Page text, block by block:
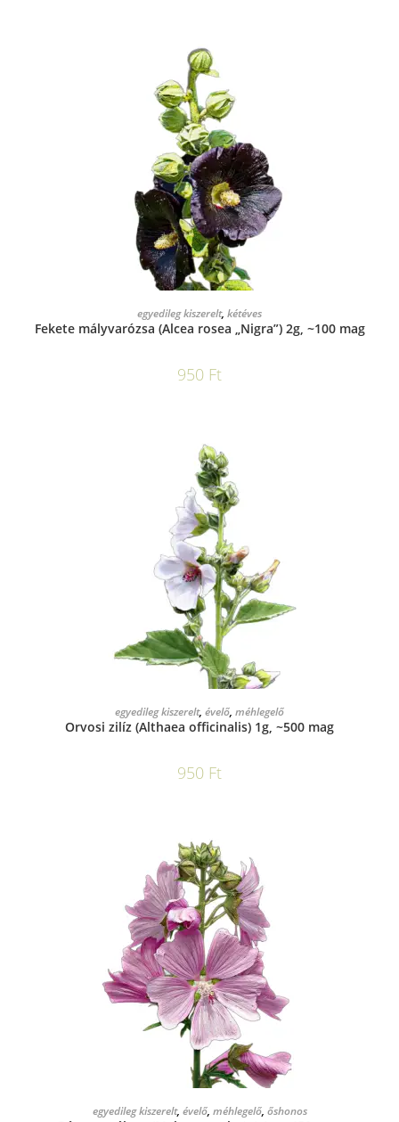
KOSÁRBA TESZEM
egyedileg kiszerelt, kétéves
Fekete mályvarózsa (Alcea rosea „Nigra”) 2g, ~100 mag
950 Ft
KOSÁRBA TESZEM
egyedileg kiszerelt, évelő, méhlegelő
Orvosi zilíz (Althaea officinalis) 1g, ~500 mag
950 Ft
KOSÁRBA TESZEM
egyedileg kiszerelt, évelő, méhlegelő, őshonos